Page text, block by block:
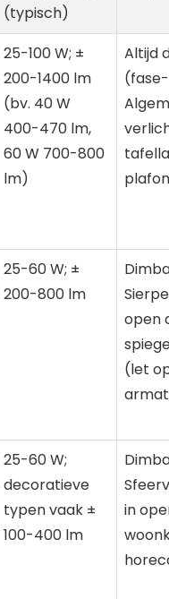
(typisch)
25-100 W; ±
200-1400 lm
(bv. 40 W
400-470 lm,
60 W 700-800
lm)
Altijd
25-60 W; ±
200-800 lm
open
(let
25-60 W;
decoratieve
typen vaak ±
100-400 lm
in